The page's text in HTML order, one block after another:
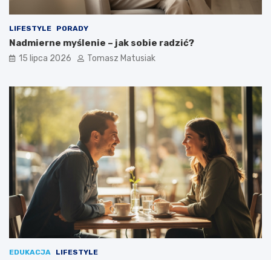
LIFESTYLE PORADY
Nadmierne myślenie – jak sobie radzić?
15 lipca 2026 Tomasz Matusiak
EDUKACJA LIFESTYLE